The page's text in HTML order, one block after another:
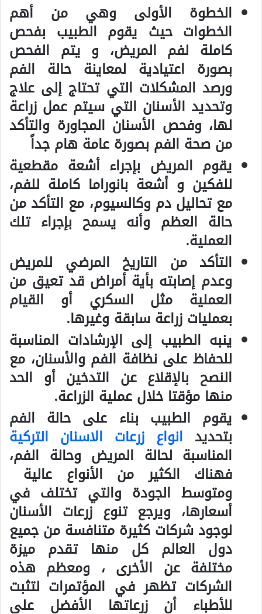
الخطوة الأولى وهي من أهم
الخطوات حيث يقوم الطبيب بفحص
كاملة لفم المريض، و يتم الفحص
بصورة اعتيادية لمعاينة حالة الفم
ورصد المشكلات التي تحتاج إلى علاج
وتحديد الأسنان التي سيتم عمل زراعة
لها، وفحص الأسنان المجاورة والتأكد
من صحة الفم بصورة عامة هام جداً
يقوم المريض بإجراء أشعة مقطعية
للفكين و أشعة بانوراما كاملة للفم،
مع تحاليل دم وكالسيوم، مع التأكد من
حالة العظم وأنه يسمح بإجراء تلك
العملية.
التأكد من التاريخ المرضي للمريض
وعدم إصابته بأية أمراض قد تعيق من
العملية مثل السكري أو القيام
بعمليات زراعة سابقة وغيرها.
ينبه الطبيب إلى الإرشادات المناسبة
للحفاظ على نظافة الفم والأسنان، مع
النصح بالإقلاع عن التدخين أو الحد
منها مؤقتا خلال عملية الزراعة.
يقوم الطبيب بناء على حالة الفم
بتحديد انواع زرعات الاسنان التركية
المناسبة لحالة المريض وحالة الفم،
فهناك الكثير من الأنواع عالية
ومتوسط الجودة والتي تختلف في
أسعارها، ويرجع تنوع زرعات الأسنان
لوجود شركات كثيرة متنافسة من جميع
دول العالم كل منها تقدم ميزة
مختلفة عن الأخرى ، ومعظم هذه
الشركات تظهر في المؤتمرات لتثبت
للأطباء أن زرعاتها الأفضل على